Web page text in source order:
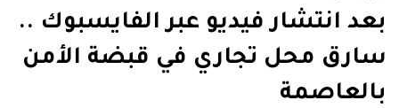
بعد انتشار فيديو عبر الفايسبوك ..
سارق محل تجاري في قبضة الأمن
بالعاصمة